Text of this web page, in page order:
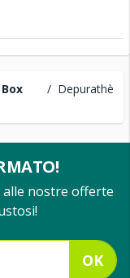
/ Depurathè
alle nostre offerte
OK